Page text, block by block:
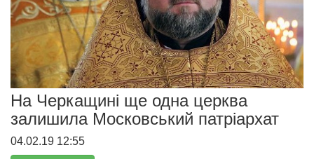
На Черкащині ще одна церква
залишила Московський патріархат
04.02.19 12:55